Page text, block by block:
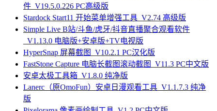
件_V19.5.0.226 PC高级版
Stardock Start11 开始菜单增强工具_V2.74 高级版
Simple Live B站/斗鱼/虎牙/抖音直播聚合观看软件
_V1.13.0 电脑版+安卓版+TV电视版
HyperSnap 屏幕截图_V10.2.1 PC汉化版
FastStone Capture 电脑长截图滚动截图_V11.3 PC中文版
安卓太极工具箱_V1.8.0 纯净版
Lanerc（原OmoFun）安卓日漫观看工具_V1.1.7.3 纯净
版